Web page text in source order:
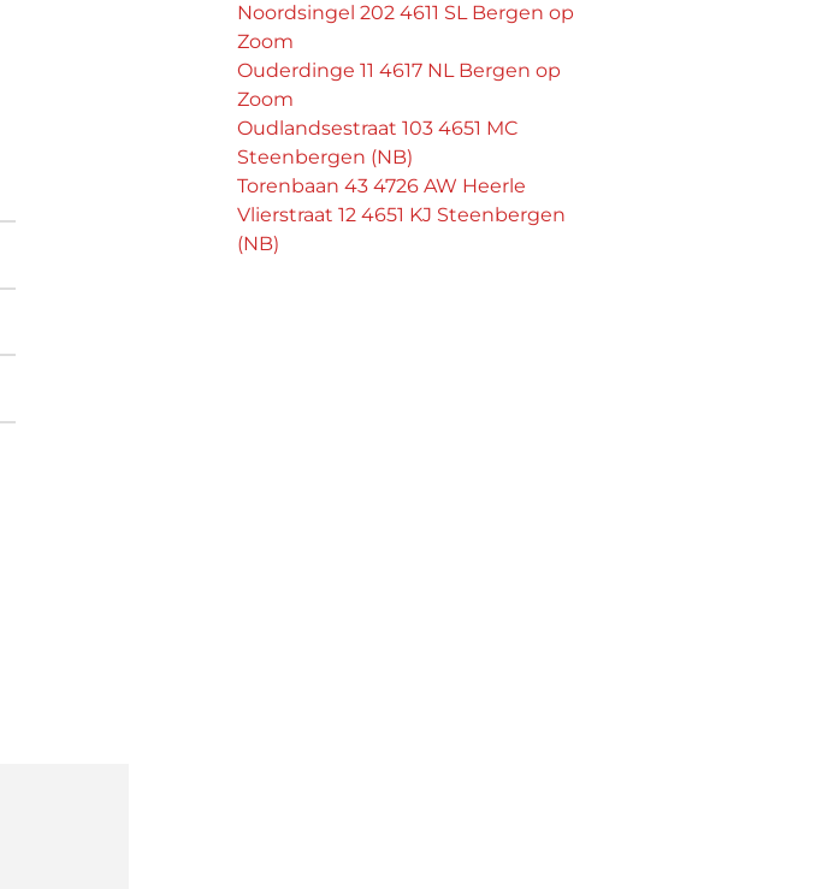
Noordsingel 202 4611 SL Bergen op
Zoom
Ouderdinge 11 4617 NL Bergen op
Zoom
Oudlandsestraat 103 4651 MC
Steenbergen (NB)
Torenbaan 43 4726 AW Heerle
Vlierstraat 12 4651 KJ Steenbergen
(NB)